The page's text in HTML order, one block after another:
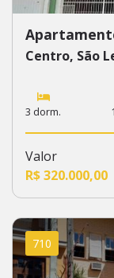
Centro, São
3 dorm.
Valor
R$ 320.000,00
710